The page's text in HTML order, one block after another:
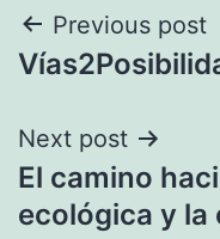
de
entradas
Previous post
Next post
El camino
ecológica y